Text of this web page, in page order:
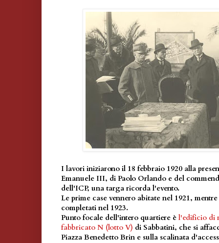
I lavori iniziarono il 18 febbraio 1920 alla
Emanuele III, di Paolo Orlando e del
dell'ICP, una targa ricorda l'evento.
Le prime case vennero abitate nel 1921,
completati nel 1923.
Punto focale dell'intero quartiere è l'edificio di
fabbricato N (lotto V) di Sabbatini, che si
Piazza Benedetto Brin e sulla scalinata